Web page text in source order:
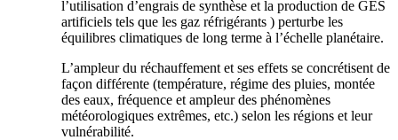
l’utilisation d’engrais de synthèse et la production de GES
artificiels tels que les gaz réfrigérants ) perturbe les
équilibres climatiques de long terme à l’échelle planétaire.
L’ampleur du réchauffement et ses effets se concrétisent de
façon différente (température, régime des pluies, montée
des eaux, fréquence et ampleur des phénomènes
météorologiques extrêmes, etc.) selon les régions et leur
vulnérabilité.